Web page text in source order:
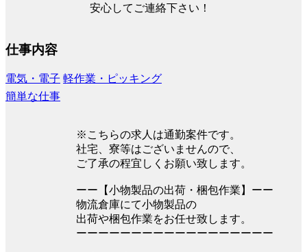
安心してご連絡下さい！
仕事内容
電気・電子 軽作業・ピッキング
簡単な仕事
※こちらの求人は通勤案件です。
社宅、寮等はございませんので、
ご了承の程宜しくお願い致します。
ーー【小物製品の出荷・梱包作業】ーー
物流倉庫にて小物製品の
出荷や梱包作業をお任せ致します。
ーーーーーーーーーーーーーーーーーー